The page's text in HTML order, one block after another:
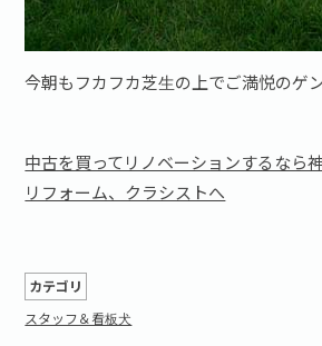
今朝もフカフカ芝生の上でご満悦のゲ
中古を買ってリノベーションするなら
リフォーム、クラシストへ
カテゴリ
スタッフ＆看板犬